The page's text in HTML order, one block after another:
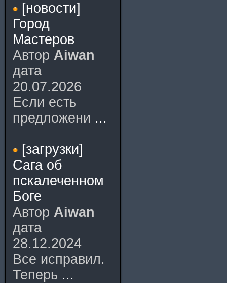
[новости]
Город
Мастеров
Автор Aiwan
дата
20.07.2026
Если есть
предложени ...
[загрузки]
Сага об
пскалеченном
Боге
Автор Aiwan
дата
28.12.2024
Все исправил.
Теперь ...